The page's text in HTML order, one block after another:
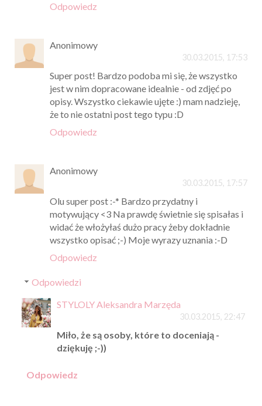
Odpowiedz
Anonimowy
30.03.2015, 17:53
Super post! Bardzo podoba mi się, że wszystko
jest w nim dopracowane idealnie - od zdjęć po
opisy. Wszystko ciekawie ujęte :) mam nadzieję,
że to nie ostatni post tego typu :D
Odpowiedz
Anonimowy
30.03.2015, 17:57
Olu super post :-* Bardzo przydatny i
motywujący <3 Na prawdę świetnie się spisałas i
widać że włożyłaś dużo pracy żeby dokładnie
wszystko opisać ;-) Moje wyrazy uznania :-D
Odpowiedz
Odpowiedzi
STYLOLY Aleksandra Marzęda
30.03.2015, 22:47
Miło, że są osoby, które to doceniają -
dziękuję ;-))
Odpowiedz